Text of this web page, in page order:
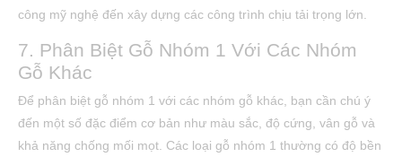
công mỹ nghệ đến xây dựng các công trình chịu tải trọng lớn.
7. Phân Biệt Gỗ Nhóm 1 Với Các Nhóm
Gỗ Khác
Để phân biệt gỗ nhóm 1 với các nhóm gỗ khác, bạn cần chú ý
đến một số đặc điểm cơ bản như màu sắc, độ cứng, vân gỗ và
khả năng chống mối mọt. Các loại gỗ nhóm 1 thường có độ bền